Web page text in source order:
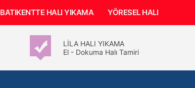
BATIKENTTE HALI YIKAMA YÖRESEL HALI YIKAMA
LİLA HALI YIKAMA
El - Dokuma Halı Tamiri